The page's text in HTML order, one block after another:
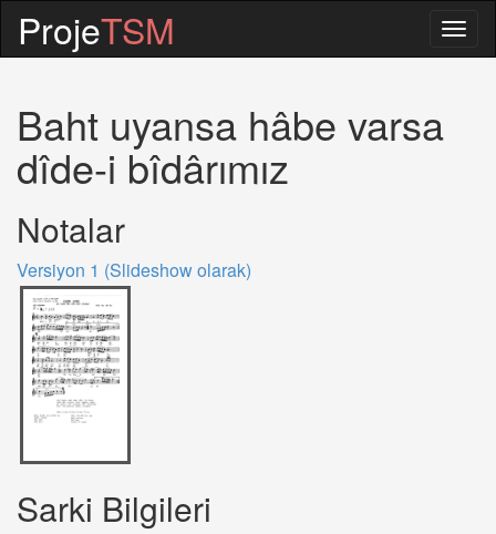
ProjeTSM
Baht uyansa hâbe varsa
dîde-i bîdârımız
Notalar
Versiyon 1 (Slideshow olarak)
Sarki Bilgileri